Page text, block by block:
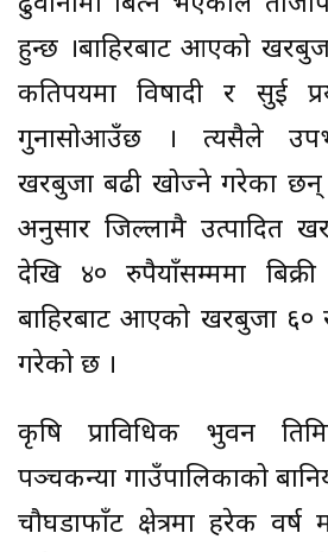
हुन्छ ।बाहिरबाट आएको
कतिपयमा विषादी र सुई
गुनासोआउँछ । त्यसैले
खरबुजा बढी खोज्ने गरेका
अनुसार जिल्लामै उत्पादित
देखि ४० रुपैयाँसम्ममा
बाहिरबाट आएको खरबुजा ६०
गरेको छ ।
कृषि प्राविधिक भुवन
पञ्चकन्या गाउँपालिकाको
चौघडाफाँट क्षेत्रमा हरेक